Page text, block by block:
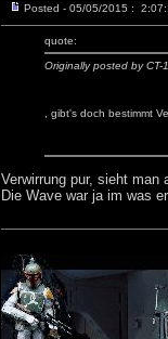
Posted - 05/05/2015 :
quote:
Originally posted by CT-
, gibt's doch bestimmt
Verwirrung pur, sieht
Die Wave war ja im was